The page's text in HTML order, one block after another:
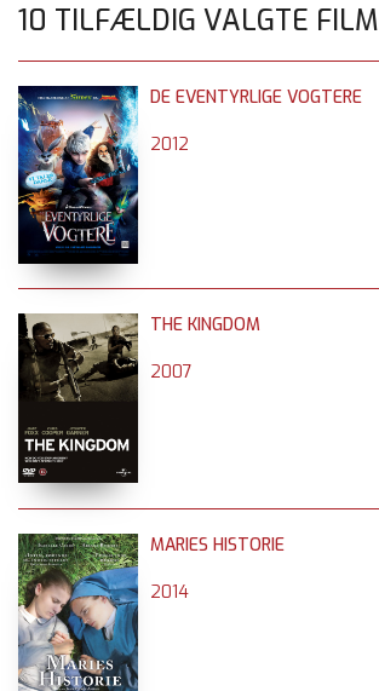
10 TILFÆLDIG VALGTE FILM
DE EVENTYRLIGE VOGTERE
2012
THE KINGDOM
2007
MARIES HISTORIE
2014